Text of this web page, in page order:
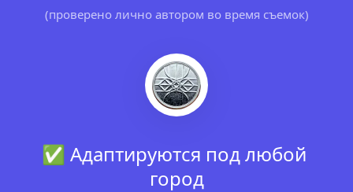
(проверено лично автором во время съемок)
✅ Адаптируются под любой
город